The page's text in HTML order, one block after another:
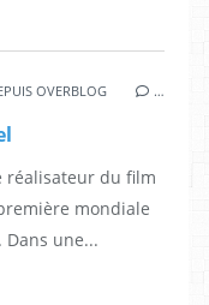
BELGIQUE,FILMS CINÉMA
OVERBLOG …
réalisateur du film
mondiale
une...